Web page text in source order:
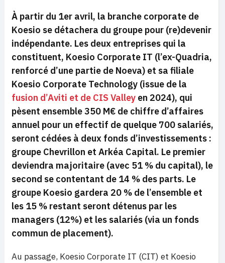
À partir du 1er avril, la branche corporate de
Koesio se détachera du groupe pour (re)devenir
indépendante. Les deux entreprises qui la
constituent, Koesio Corporate IT (l’ex-Quadria,
renforcé d’une partie de Noeva) et sa filiale
Koesio Corporate Technology (issue de la
fusion d’Aviti et de CIS Valley en 2024), qui
pèsent ensemble 350 M€ de chiffre d’affaires
annuel pour un effectif de quelque 700 salariés,
seront cédées à deux fonds d’investissements :
groupe Chevrillon et Arkéa Capital. Le premier
deviendra majoritaire (avec 51 % du capital), le
second se contentant de 14 % des parts. Le
groupe Koesio gardera 20 % de l’ensemble et
les 15 % restant seront détenus par les
managers (12%) et les salariés (via un fonds
commun de placement).
Au passage, Koesio Corporate IT (CIT) et Koesio